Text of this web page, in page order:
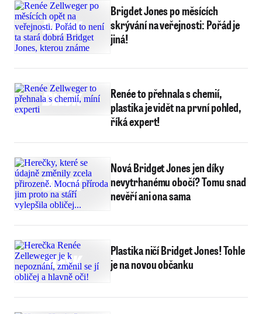
Brigdet Jones po měsících
skrývání na veřejnosti: Pořád je
jiná!
Renée to přehnala s chemií,
plastika je vidět na první pohled,
říká expert!
Nová Bridget Jones jen díky
nevytrhanému obočí? Tomu snad
nevěří ani ona sama
Plastika ničí Bridget Jones! Tohle
je na novou občanku